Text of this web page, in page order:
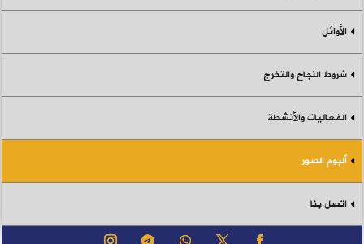
الأوائل
شروط النجاح والتخرج
الفعاليات والأنشطة
ألبوم الصور
اتصل بنا